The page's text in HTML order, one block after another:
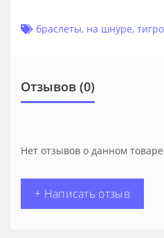
браслеты, на шнуре,
Отзывов (0)
Нет отзывов о данном
+ Написать отзыв